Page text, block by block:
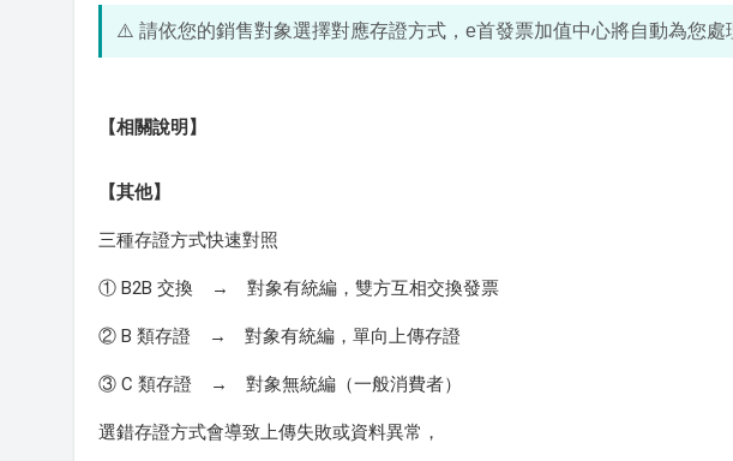
⚠️ 請依您的銷售對象選擇對應存證方式，e首發票加值中心將自動為您處
【相關說明】
【其他】
三種存證方式快速對照
① B2B 交換 → 對象有統編，雙方互相交換發票
② B 類存證 → 對象有統編，單向上傳存證
③ C 類存證 → 對象無統編（一般消費者）
選錯存證方式會導致上傳失敗或資料異常，